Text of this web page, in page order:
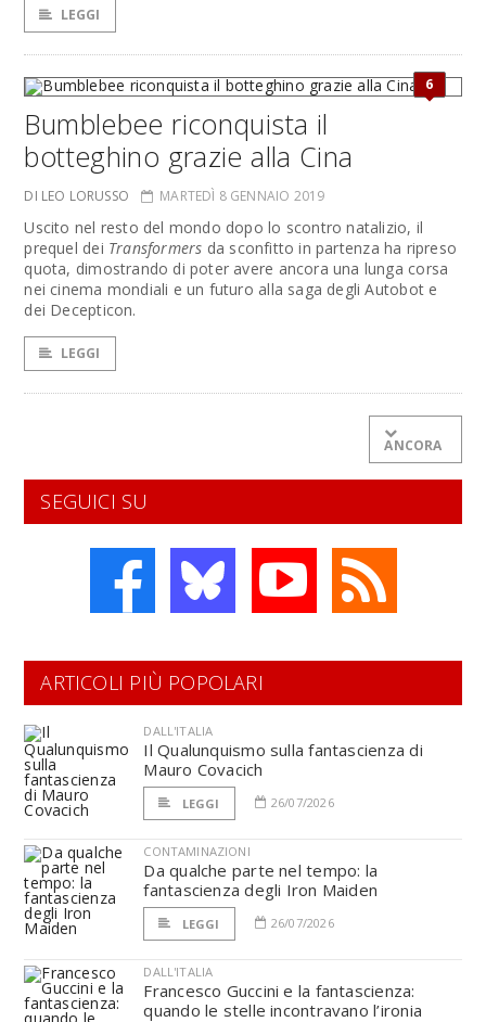
LEGGI
6
Bumblebee riconquista il
botteghino grazie alla Cina
DI LEO LORUSSO MARTEDÌ 8 GENNAIO 2019
Uscito nel resto del mondo dopo lo scontro natalizio, il
prequel dei Transformers da sconfitto in partenza ha ripreso
quota, dimostrando di poter avere ancora una lunga corsa
nei cinema mondiali e un futuro alla saga degli Autobot e
dei Decepticon.
LEGGI
ANCORA
SEGUICI SU
ARTICOLI PIÙ POPOLARI
DALL'ITALIA
Il Qualunquismo sulla fantascienza di
Mauro Covacich
LEGGI 26/07/2026
CONTAMINAZIONI
Da qualche parte nel tempo: la
fantascienza degli Iron Maiden
LEGGI 26/07/2026
DALL'ITALIA
Francesco Guccini e la fantascienza:
quando le stelle incontravano l’ironia